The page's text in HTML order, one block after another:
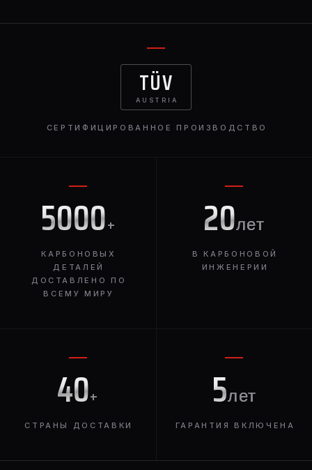
5000+
КАРБОНОВЫХ
ДЕТАЛЕЙ
ДОСТАВЛЕНО ПО
ВСЕМУ МИРУ
20лет
В КАРБОНОВОЙ
ИНЖЕНЕРИИ
TÜV
AUSTRIA
СЕРТИФИЦИРОВАННОЕ ПРОИЗВОДСТВО
40+
СТРАНЫ ДОСТАВКИ
5лет
ГАРАНТИЯ ВКЛЮЧЕНА